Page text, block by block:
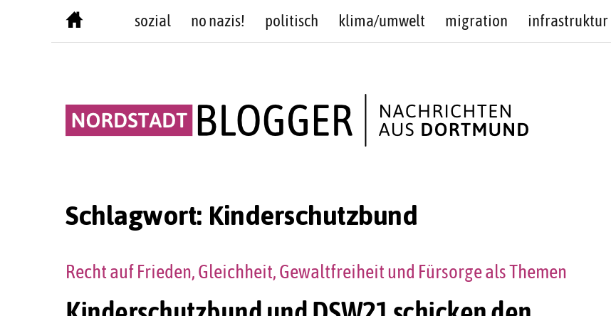
sozial no nazis! politisch klima/umwelt migration infrastruktur
Schlagwort: Kinderschutzbund
Recht auf Frieden, Gleichheit, Gewaltfreiheit und Fürsorge als Themen